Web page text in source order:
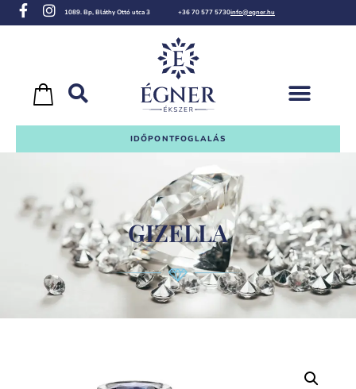
1089. Bp, Bláthy Ottó utca 3 +36 70 577 5730info@egner.hu
IDŐPONTFOGLALÁS
GIZELLA